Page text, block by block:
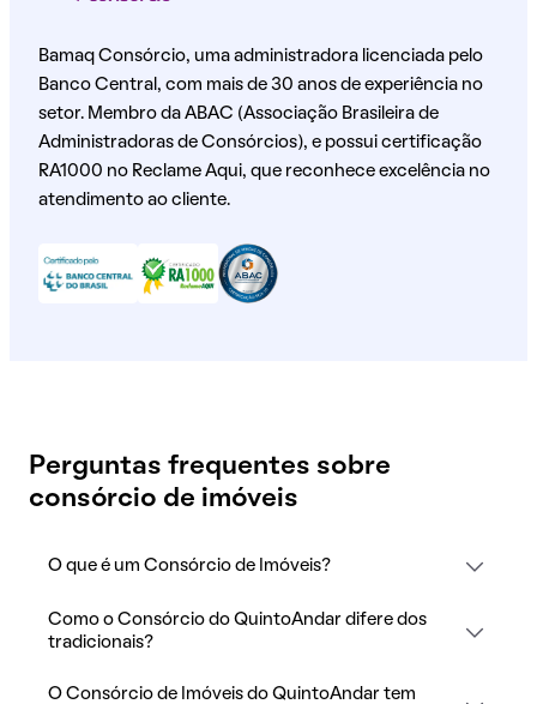
Bamaq Consórcio, uma administradora licenciada pelo
Banco Central, com mais de 30 anos de experiência no
setor. Membro da ABAC (Associação Brasileira de
Administradoras de Consórcios), e possui certificação
RA1000 no Reclame Aqui, que reconhece excelência no
atendimento ao cliente.
Perguntas frequentes sobre
consórcio de imóveis
O que é um Consórcio de Imóveis?
Como o Consórcio do QuintoAndar difere dos
tradicionais?
O Consórcio de Imóveis do QuintoAndar tem